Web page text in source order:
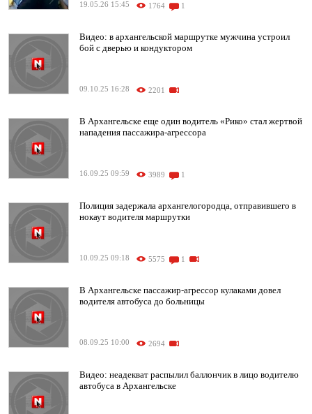
19.05.26 15:45 1764 1
Видео: в архангельской маршрутке мужчина устроил
бой с дверью и кондуктором
09.10.25 16:28 2201
В Архангельске еще один водитель «Рико» стал жертвой
нападения пассажира-агрессора
16.09.25 09:59 3989 1
Полиция задержала архангелогородца, отправившего в
нокаут водителя маршрутки
10.09.25 09:18 5575 1
В Архангельске пассажир-агрессор кулаками довел
водителя автобуса до больницы
08.09.25 10:00 2694
Видео: неадекват распылил баллончик в лицо водителю
автобуса в Архангельске